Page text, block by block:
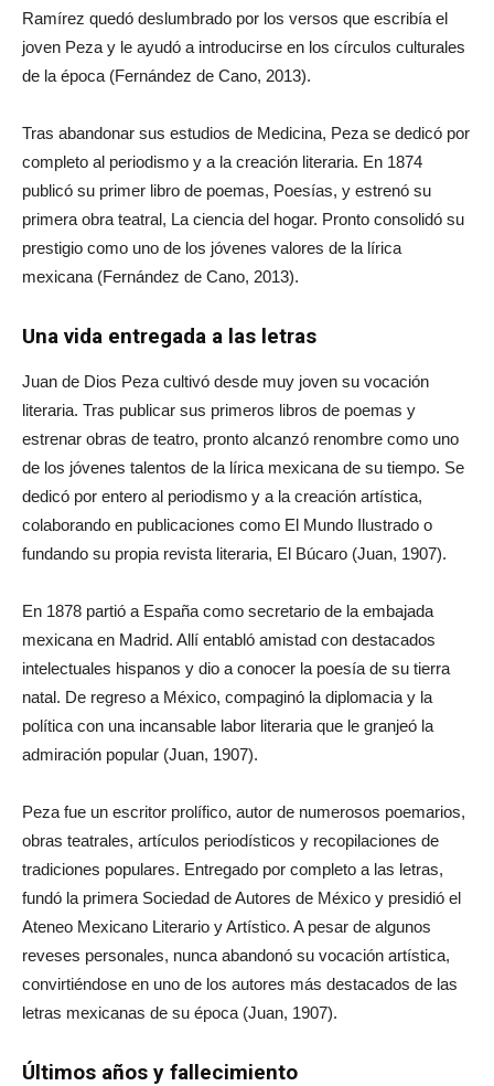
Ramírez quedó deslumbrado por los versos que escribía el
joven Peza y le ayudó a introducirse en los círculos culturales
de la época (Fernández de Cano, 2013).
Tras abandonar sus estudios de Medicina, Peza se dedicó por
completo al periodismo y a la creación literaria. En 1874
publicó su primer libro de poemas, Poesías, y estrenó su
primera obra teatral, La ciencia del hogar. Pronto consolidó su
prestigio como uno de los jóvenes valores de la lírica
mexicana (Fernández de Cano, 2013).
Una vida entregada a las letras
Juan de Dios Peza cultivó desde muy joven su vocación
literaria. Tras publicar sus primeros libros de poemas y
estrenar obras de teatro, pronto alcanzó renombre como uno
de los jóvenes talentos de la lírica mexicana de su tiempo. Se
dedicó por entero al periodismo y a la creación artística,
colaborando en publicaciones como El Mundo Ilustrado o
fundando su propia revista literaria, El Búcaro (Juan, 1907).
En 1878 partió a España como secretario de la embajada
mexicana en Madrid. Allí entabló amistad con destacados
intelectuales hispanos y dio a conocer la poesía de su tierra
natal. De regreso a México, compaginó la diplomacia y la
política con una incansable labor literaria que le granjeó la
admiración popular (Juan, 1907).
Peza fue un escritor prolífico, autor de numerosos poemarios,
obras teatrales, artículos periodísticos y recopilaciones de
tradiciones populares. Entregado por completo a las letras,
fundó la primera Sociedad de Autores de México y presidió el
Ateneo Mexicano Literario y Artístico. A pesar de algunos
reveses personales, nunca abandonó su vocación artística,
convirtiéndose en uno de los autores más destacados de las
letras mexicanas de su época (Juan, 1907).
Últimos años y fallecimiento